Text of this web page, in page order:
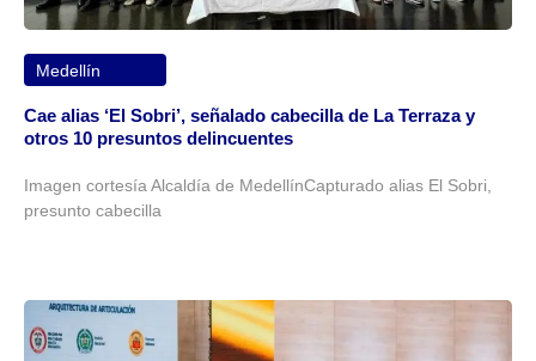
Medellín
Cae alias ‘El Sobri’, señalado cabecilla de La Terraza y
otros 10 presuntos delincuentes
Imagen cortesía Alcaldía de MedellínCapturado alias El Sobri,
presunto cabecilla